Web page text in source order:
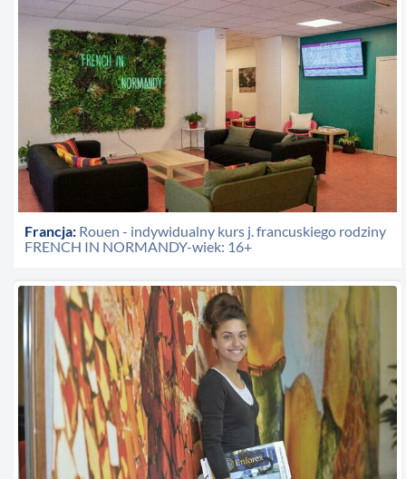
Francja: Rouen - indywidualny kurs j. francuskiego rodziny
FRENCH IN NORMANDY-wiek: 16+